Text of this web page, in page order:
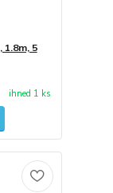
5
ihned 1 ks